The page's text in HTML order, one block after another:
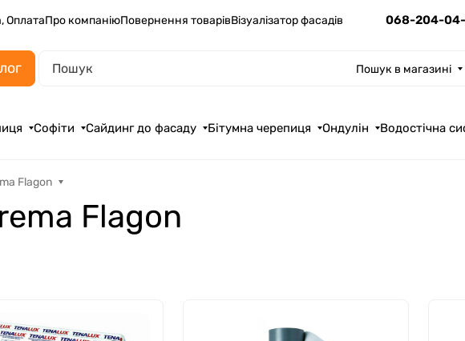
ОплатаПро компаніюПовернення товарівВізуалізатор фасадів 068-204-
Пошук в магазині
Софіти Сайдинг до фасаду Бітумна черепиця Ондулін Водостічна
Flagon
Flagon